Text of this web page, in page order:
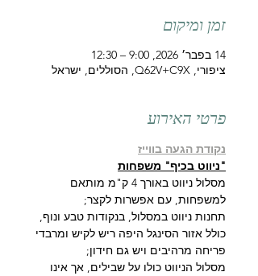
זמן ומיקום
14 בפבר׳ 2026, 9:00 – 12:30
ציפורי, Q62V+C9X, הסוללים, ישראל
פרטי האירוע
נקודת הגעה בווייז
"ניווט בכיף" משפחות
מסלול ניווט באורך 4 ק"מ מותאם
למשפחות, עם אפשרות לקצר;
תחנות ניווט במסלול, בנקודות טבע ונוף,
כולל אזור הסינגל היפה ריש לקיש ומרבדי
פריחה מרהיבים ויש גם חידון;
מסלול הניווט כולו על שבילים, אך אינו